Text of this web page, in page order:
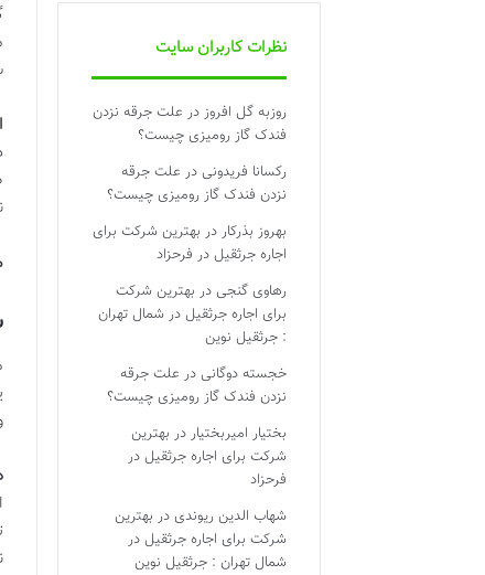
نظرات کاربران سایت
روزبه گل افروز در علت جرقه نزدن
فندک گاز رومیزی چیست؟
رکسانا فریدونی در علت جرقه
نزدن فندک گاز رومیزی چیست؟
بهروز بذرکار در بهترین شرکت برای
اجاره جرثقیل در فرحزاد
رهاوی گنجی در بهترین شرکت
برای اجاره جرثقیل در شمال تهران
: جرثقیل نوین
خجسته دوگانی در علت جرقه
نزدن فندک گاز رومیزی چیست؟
بختیار امیربختیار در بهترین
شرکت برای اجاره جرثقیل در
فرحزاد
شهاب الدین ریوندی در بهترین
شرکت برای اجاره جرثقیل در
شمال تهران : جرثقیل نوین